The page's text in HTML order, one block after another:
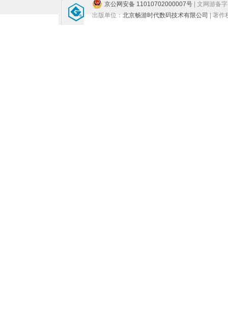
京公网安备 11010702000007号 | 文网游备
出版单位： 北京畅游时代数码技术有限公司 | 著作